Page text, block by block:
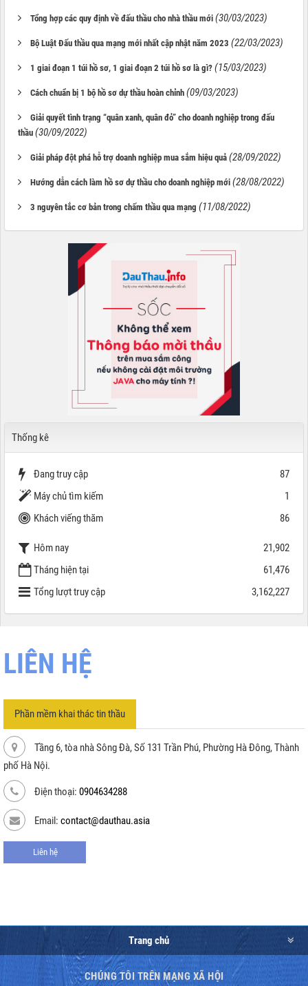
Tổng hợp các quy định về đấu thầu cho nhà thầu mới (30/03/2023)
Bộ Luật Đấu thầu qua mạng mới nhất cập nhật năm 2023 (22/03/2023)
1 giai đoạn 1 túi hồ sơ, 1 giai đoạn 2 túi hồ sơ là gì? (15/03/2023)
Cách chuẩn bị 1 bộ hồ sơ dự thầu hoàn chỉnh (09/03/2023)
Giải quyết tình trạng “quân xanh, quân đỏ” cho doanh nghiệp trong đấu
thầu (30/09/2022)
Giải pháp đột phá hỗ trợ doanh nghiệp mua sắm hiệu quả (28/09/2022)
Hướng dẫn cách làm hồ sơ dự thầu cho doanh nghiệp mới (28/08/2022)
3 nguyên tắc cơ bản trong chấm thầu qua mạng (11/08/2022)
Thống kê
Đang truy cập
87
Máy chủ tìm kiếm
1
Khách viếng thăm
86
Hôm nay
21,902
Tháng hiện tại
61,476
Tổng lượt truy cập
3,162,227
LIÊN HỆ
Phần mềm khai thác tin thầu
Tầng 6, tòa nhà Sông Đà, Số 131 Trần Phú, Phường Hà Đông, Thành
phố Hà Nội.
Điện thoại: 0904634288
Email: contact@dauthau.asia
Liên hệ
Trang chủ
CHÚNG TÔI TRÊN MẠNG XÃ HỘI